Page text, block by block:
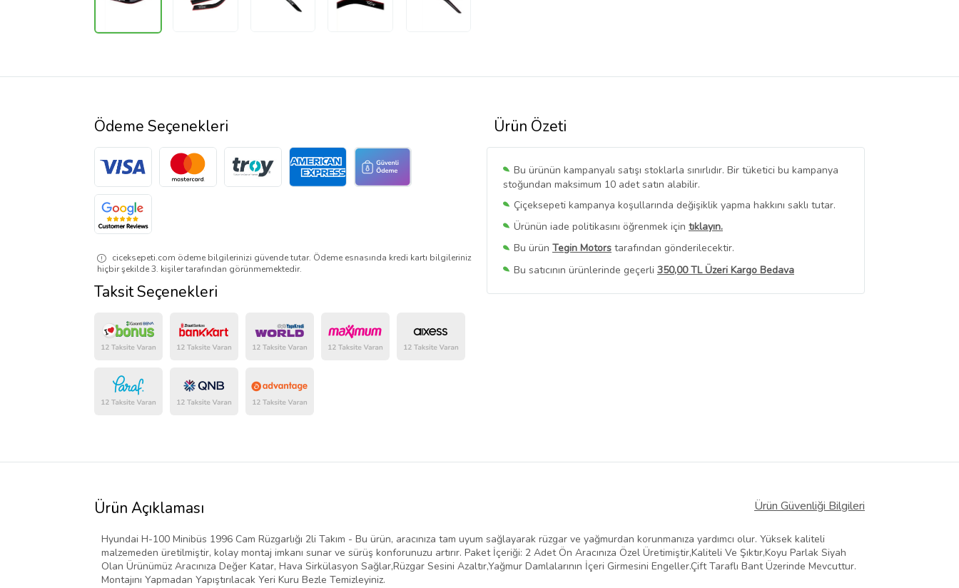
Ürün Özeti
Bu ürünün kampanyalı satışı stoklarla sınırlıdır. Bir tüketici bu kampanya
stoğundan maksimum 10 adet satın alabilir.
Çiçeksepeti kampanya koşullarında değişiklik yapma hakkını saklı tutar.
Ürünün iade politikasını öğrenmek için tıklayın.
Bu ürün Tegin Motors tarafından gönderilecektir.
Bu satıcının ürünlerinde geçerli 350,00 TL Üzeri Kargo Bedava
Bu SatıcınınTüm Ürünlerini Görüntüle
Ödeme Seçenekleri
ciceksepeti.com ödeme bilgilerinizi güvende tutar. Ödeme esnasında kredi kartı bilgileriniz
hiçbir şekilde 3. kişiler tarafından görünmemektedir.
Taksit Seçenekleri
Ürün Açıklaması Ürün Güvenliği Bilgileri
Hyundai H-100 Minibüs 1996 Cam Rüzgarlığı 2li Takım - Bu ürün, aracınıza tam uyum sağlayarak rüzgar ve yağmurdan korunmanıza yardımcı olur. Yüksek kaliteli
malzemeden üretilmiştir, kolay montaj imkanı sunar ve sürüş konforunuzu artırır. Paket İçeriği: 2 Adet Ön Aracınıza Özel Üretimiştir,Kaliteli Ve Şıktır,Koyu Parlak Siyah
Olan Ürünümüz Aracınıza Değer Katar, Hava Sirkülasyon Sağlar,Rüzgar Sesini Azaltır,Yağmur Damlalarının İçeri Girmesini Engeller.Çift Taraflı Bant Üzerinde Mevcuttur.
Montajını Yapmadan Yapıştırılacak Yeri Kuru Bezle Temizleyiniz.